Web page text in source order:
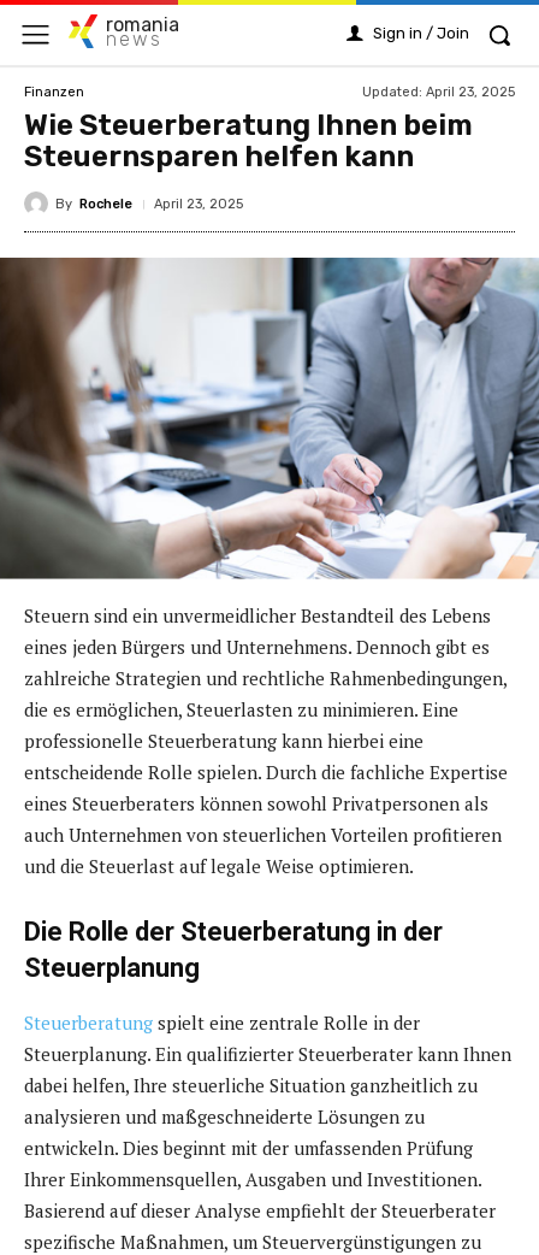
romania
news Sign in / Join
Finanzen Updated: April 23, 2025
Wie Steuerberatung Ihnen beim
Steuernsparen helfen kann
By Rochele April 23, 2025
Steuern sind ein unvermeidlicher Bestandteil des Lebens
eines jeden Bürgers und Unternehmens. Dennoch gibt es
zahlreiche Strategien und rechtliche Rahmenbedingungen,
die es ermöglichen, Steuerlasten zu minimieren. Eine
professionelle Steuerberatung kann hierbei eine
entscheidende Rolle spielen. Durch die fachliche Expertise
eines Steuerberaters können sowohl Privatpersonen als
auch Unternehmen von steuerlichen Vorteilen profitieren
und die Steuerlast auf legale Weise optimieren.
Die Rolle der Steuerberatung in der
Steuerplanung
Steuerberatung spielt eine zentrale Rolle in der
Steuerplanung. Ein qualifizierter Steuerberater kann Ihnen
dabei helfen, Ihre steuerliche Situation ganzheitlich zu
analysieren und maßgeschneiderte Lösungen zu
entwickeln. Dies beginnt mit der umfassenden Prüfung
Ihrer Einkommensquellen, Ausgaben und Investitionen.
Basierend auf dieser Analyse empfiehlt der Steuerberater
spezifische Maßnahmen, um Steuervergünstigungen zu